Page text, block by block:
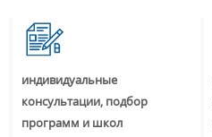
индивидуальные
консультации, подбор
программ и школ